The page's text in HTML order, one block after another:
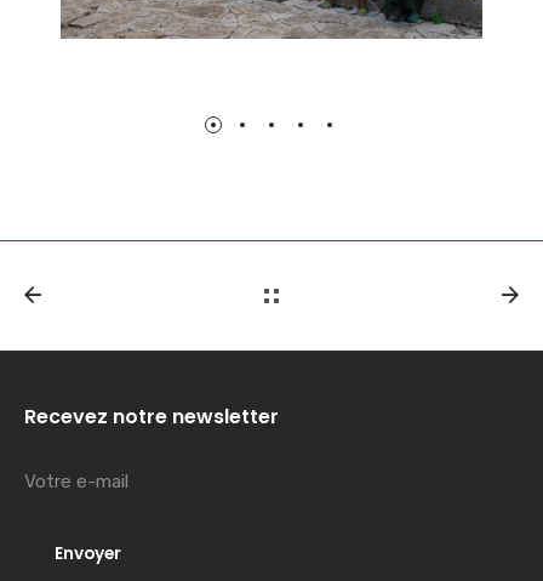
Recevez notre newsletter